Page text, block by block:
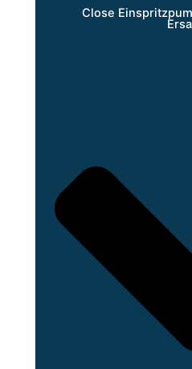
Close